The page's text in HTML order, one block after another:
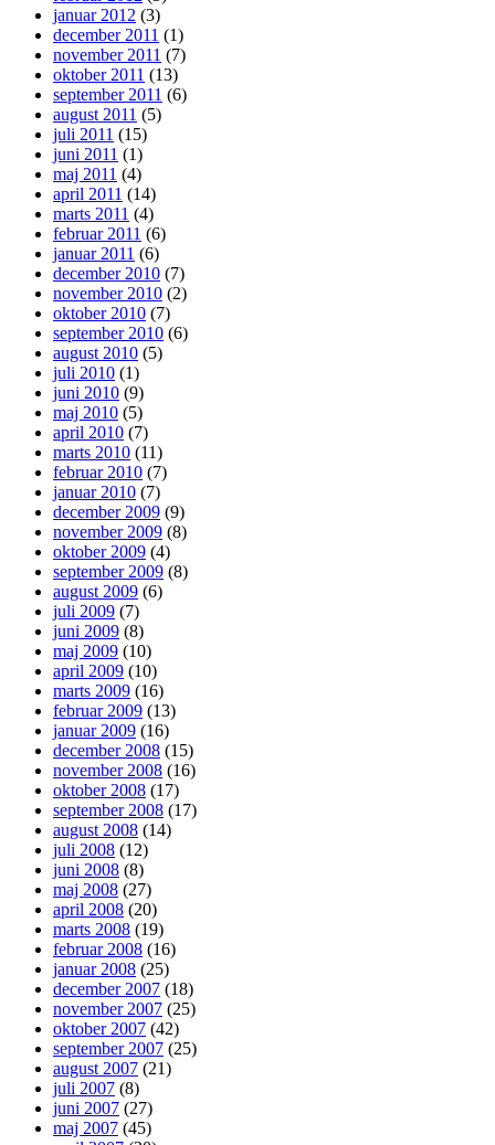
januar 2012 (3)
december 2011 (1)
november 2011 (7)
oktober 2011 (13)
september 2011 (6)
august 2011 (5)
juli 2011 (15)
juni 2011 (1)
maj 2011 (4)
april 2011 (14)
marts 2011 (4)
februar 2011 (6)
januar 2011 (6)
december 2010 (7)
november 2010 (2)
oktober 2010 (7)
september 2010 (6)
august 2010 (5)
juli 2010 (1)
juni 2010 (9)
maj 2010 (5)
april 2010 (7)
marts 2010 (11)
februar 2010 (7)
januar 2010 (7)
december 2009 (9)
november 2009 (8)
oktober 2009 (4)
september 2009 (8)
august 2009 (6)
juli 2009 (7)
juni 2009 (8)
maj 2009 (10)
april 2009 (10)
marts 2009 (16)
februar 2009 (13)
januar 2009 (16)
december 2008 (15)
november 2008 (16)
oktober 2008 (17)
september 2008 (17)
august 2008 (14)
juli 2008 (12)
juni 2008 (8)
maj 2008 (27)
april 2008 (20)
marts 2008 (19)
februar 2008 (16)
januar 2008 (25)
december 2007 (18)
november 2007 (25)
oktober 2007 (42)
september 2007 (25)
august 2007 (21)
juli 2007 (8)
juni 2007 (27)
maj 2007 (45)